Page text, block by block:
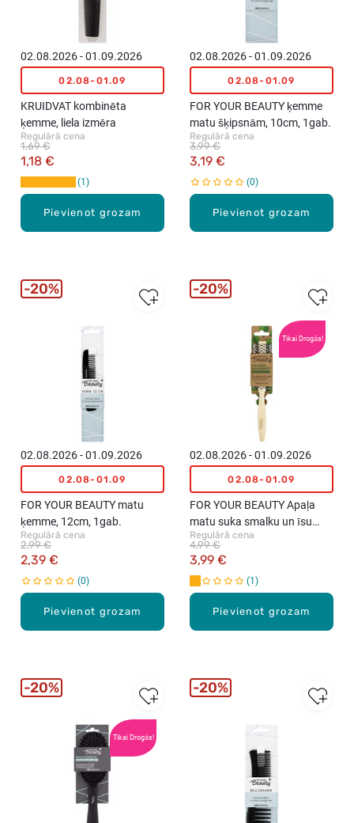
Pievienot grozam
02.08.2026 - 01.09.2026
02.08-01.09
KRUIDVAT kombinēta
ķemme, liela izmēra
Regulārā cena
1,18 €
1,69 €
1
Pievienot grozam
02.08.2026 - 01.09.2026
02.08-01.09
FOR YOUR BEAUTY ķemme
matu šķipsnām, 10cm, 1gab.
Regulārā cena
3,19 €
3,99 €
0
Pievienot grozam
02.08.2026 - 01.09.2026
02.08-01.09
FOR YOUR BEAUTY matu
ķemme, 12cm, 1gab.
Regulārā cena
2,39 €
2,99 €
0
20%
Tikai Drogās!
Pievienot grozam
02.08.2026 - 01.09.2026
02.08-01.09
FOR YOUR BEAUTY Apaļa
matu suka smalku un īsu
matu veidošanai
Regulārā cena
3,99 €
4,99 €
1
20%
Tikai Drogās!
20% 20%